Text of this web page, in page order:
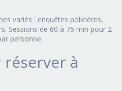
variés : enquêtes policières,
Sessions de 60 à 75 min pour 2
personne.
à